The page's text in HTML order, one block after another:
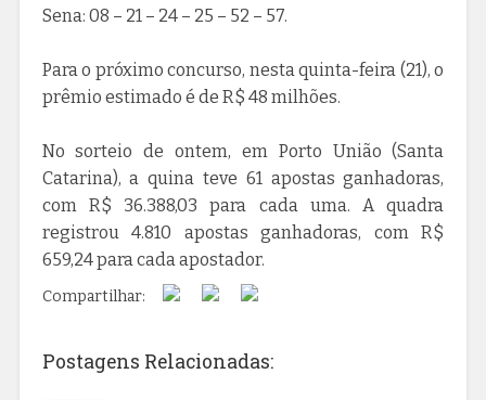
Sena: 08 – 21 – 24 – 25 – 52 – 57.
Para o próximo concurso, nesta quinta-feira (21), o
prêmio estimado é de R$ 48 milhões.
No sorteio de ontem, em Porto União (Santa
Catarina), a quina teve 61 apostas ganhadoras,
com R$ 36.388,03 para cada uma. A quadra
registrou 4.810 apostas ganhadoras, com R$
659,24 para cada apostador.
Compartilhar:
Postagens Relacionadas: